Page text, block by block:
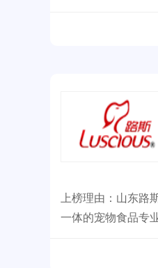
上榜理由：山东
一体的宠物食品专